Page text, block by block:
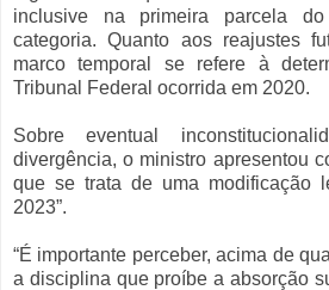
inclusive na primeira parcela
categoria. Quanto aos reajustes
marco temporal se refere à
Tribunal Federal ocorrida em 2020.
Sobre eventual
divergência, o ministro apresentou
que se trata de uma modificação
2023”.
“É importante perceber, acima de
a disciplina que proíbe a absorção